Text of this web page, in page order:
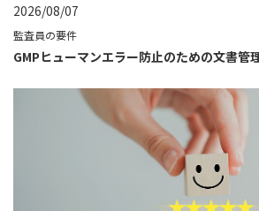
2026/08/07
監査員の要件
GMPヒューマンエラー防止のための文書管